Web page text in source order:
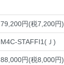
79,200円(税7,200円)
M4C-STAFFI1(Ｊ)
88,000円(税8,000円)